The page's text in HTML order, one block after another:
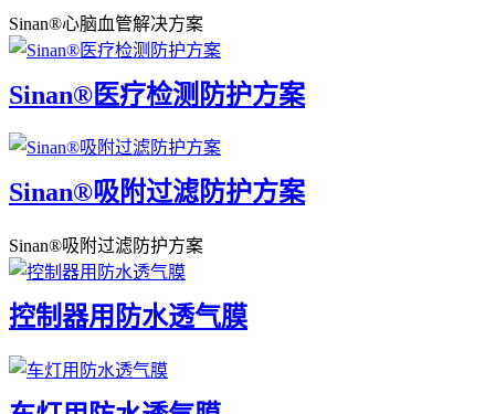
Sinan®心脑血管解决方案
Sinan®医疗检测防护方案
Sinan®吸附过滤防护方案
Sinan®吸附过滤防护方案
控制器用防水透气膜